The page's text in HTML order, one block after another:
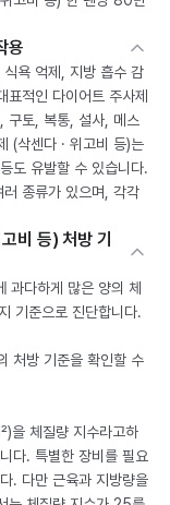
용
식욕 억제, 지방 흡수 감
적인 다이어트 주사제
구토, 복통, 설사, 메스
(삭센다 · 위고비 등)는
도 유발할 수 있습니다.
러 종류가 있으며, 각각
비 등) 처방 기
과다하게 많은 양의 체
기준으로 진단합니다.
처방 기준을 확인할 수
을 체질량 지수라고하
다. 특별한 장비를 필요
. 다만 근육과 지방량을